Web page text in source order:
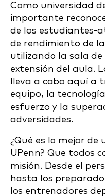
Como universidad
importante
de los estudiantes-
de rendimiento de
utilizando la sala de
extensión del aula.
lleva a cabo aquí a
equipo, la
esfuerzo y la
adversidades.
¿Qué es lo mejor
UPenn? Que todos
misión. Desde el
hasta los
los entrenadores